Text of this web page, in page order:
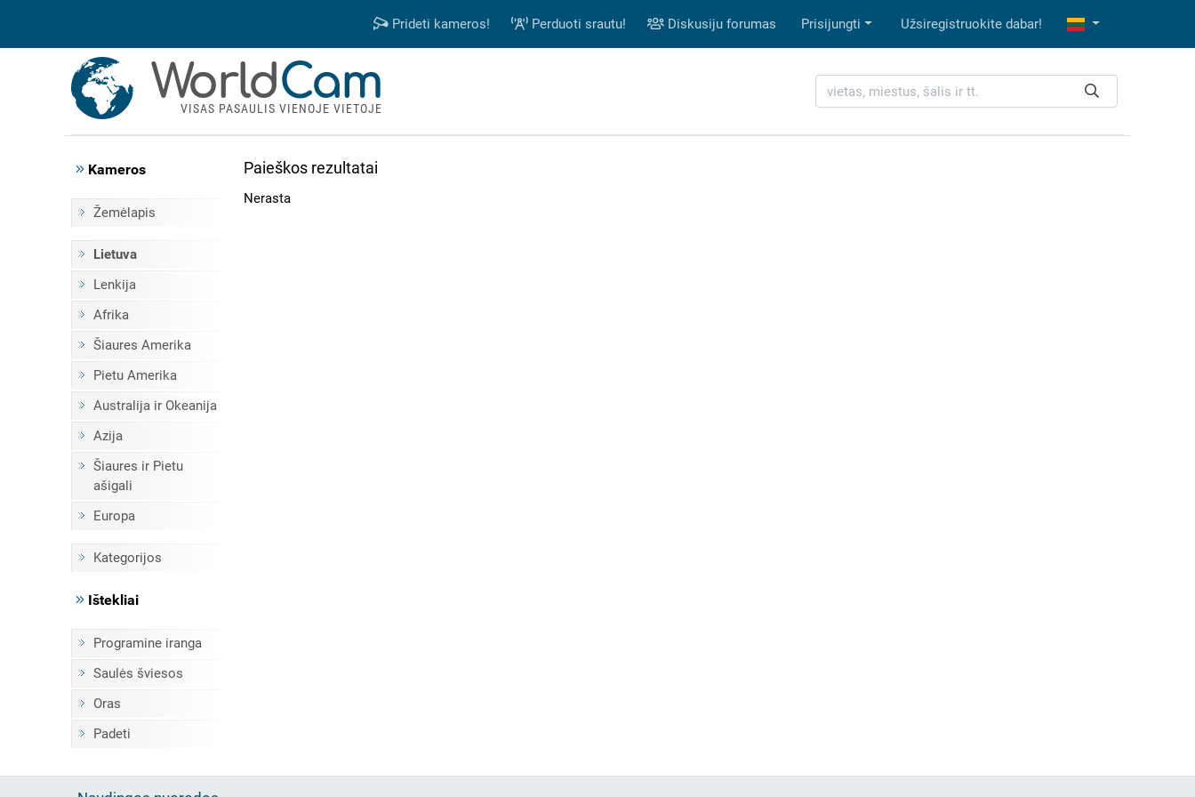
Prideti kameros! Perduoti srautu! Diskusiju forumas Prisijungti Užsiregistruokite dabar!
WorldCam
VISAS PASAULIS VIENOJE VIETOJE
Kameros
Žemėlapis
Lietuva
Lenkija
Afrika
Šiaures Amerika
Pietu Amerika
Australija ir Okeanija
Azija
Šiaures ir Pietu
ašigali
Europa
Kategorijos
Ištekliai
Programine iranga
Saulės šviesos
Oras
Padeti
Paieškos rezultatai
Nerasta